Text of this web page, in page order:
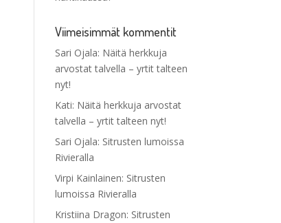
Viimeisimmät kommentit
Sari Ojala: Näitä herkkuja
arvostat talvella – yrtit talteen
nyt!
Kati: Näitä herkkuja arvostat
talvella – yrtit talteen nyt!
Sari Ojala: Sitrusten lumoissa
Rivieralla
Virpi Kainlainen: Sitrusten
lumoissa Rivieralla
Kristiina Dragon: Sitrusten